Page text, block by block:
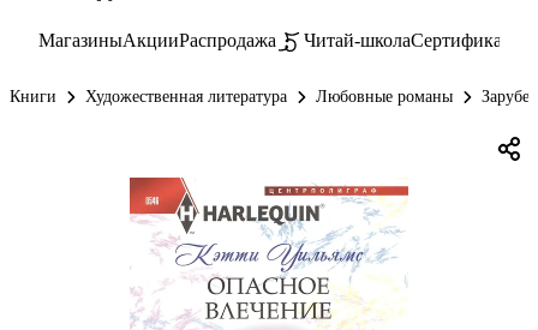
МагазиныАкцииРаспродажа Читай-школаСертификаты
Книги Художественная литература Любовные романы